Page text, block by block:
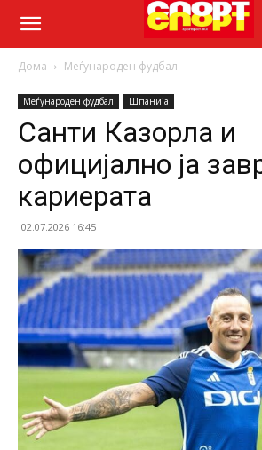
Дома Меѓународен фудбал
Меѓународен фудбал Шпанија
Санти Казорла и
официјално ја
кариерата
02.07.2026 16:45